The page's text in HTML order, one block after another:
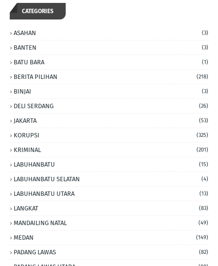
CATEGORIES
ASAHAN (3)
BANTEN (3)
BATU BARA (1)
BERITA PILIHAN (218)
BINJAI (3)
DELI SERDANG (26)
JAKARTA (53)
KORUPSI (325)
KRIMINAL (201)
LABUHANBATU (15)
LABUHANBATU SELATAN (4)
LABUHANBATU UTARA (13)
LANGKAT (83)
MANDAILING NATAL (49)
MEDAN (149)
PADANG LAWAS (82)